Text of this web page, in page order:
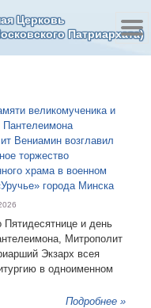
Церковь
Патриархата)
великомученика и
Пантелеимона
Вениамин возглавил
торжество
храма в военном
города Минска
и день
Митрополит
Экзарх всея
в одноименном
Подробнее »